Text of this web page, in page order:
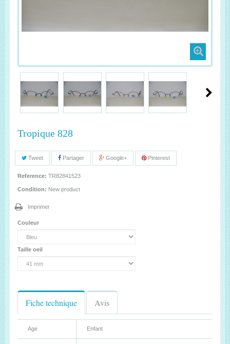
Tropique 828
Tweet Partager Google+ Pinterest
Reference: TR82841523
Condition: New product
Imprimer
Couleur
Taille oeil
Fiche technique Avis
Age Enfant